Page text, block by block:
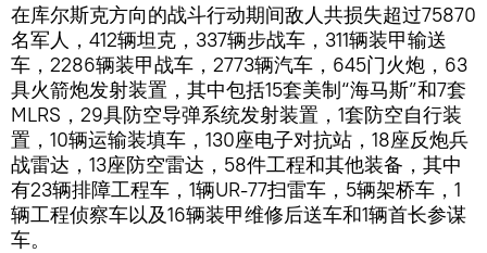
在库尔斯克方向的战斗行动期间敌人共损失超过75870
名军人，412辆坦克，337辆步战车，311辆装甲输送
车，2286辆装甲战车，2773辆汽车，645门火炮，63
具火箭炮发射装置，其中包括15套美制“海马斯”和7套
MLRS，29具防空导弹系统发射装置，1套防空自行装
置，10辆运输装填车，130座电子对抗站，18座反炮兵
战雷达，13座防空雷达，58件工程和其他装备，其中
有23辆排障工程车，1辆UR-77扫雷车，5辆架桥车，1
辆工程侦察车以及16辆装甲维修后送车和1辆首长参谋
车。